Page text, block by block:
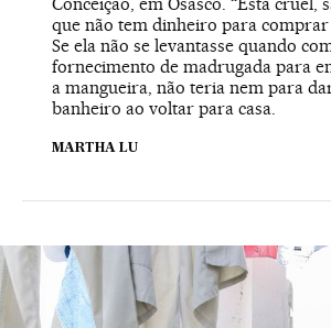
que não tem dinheiro para comprar
Se ela não se levantasse quando
fornecimento de madrugada para
a mangueira, não teria nem para
banheiro ao voltar para casa.
MARTHA LU